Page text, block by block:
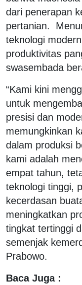
dari penerapan
pertanian.
teknologi
produktivitas
swasembada
“Kami kini
untuk
presisi dan
memungkinkan
dalam produksi
kami adalah
empat tahun,
teknologi tinggi,
kecerdasan
meningkatkan
tingkat tertinggi
semenjak
Prabowo.
Baca Juga :